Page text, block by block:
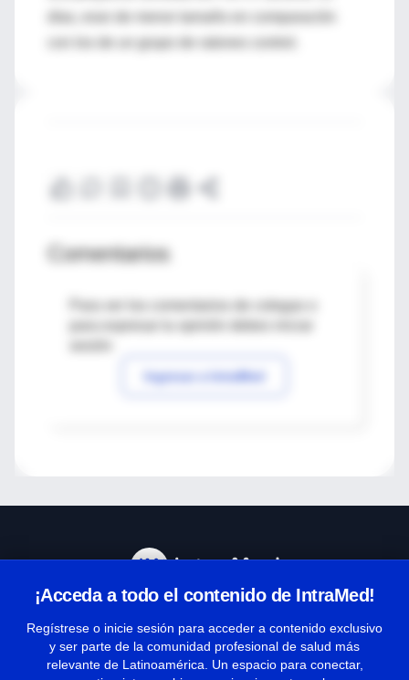
con los de un grupo de ratones control.
Comentarios
Para ver los comentarios de colegas o
Ingresar a IntraMed
¡Acceda a todo el contenido de IntraMed!
Regístrese o inicie sesión para acceder a contenido exclusivo
y ser parte de la comunidad profesional de salud más
relevante de Latinoamérica. Un espacio para conectar,
Términos y condiciones